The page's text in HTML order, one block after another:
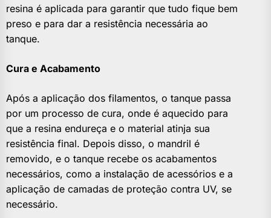
resina é aplicada para garantir que tudo fique bem
preso e para dar a resistência necessária ao
tanque.
Cura e Acabamento
Após a aplicação dos filamentos, o tanque passa
por um processo de cura, onde é aquecido para
que a resina endureça e o material atinja sua
resistência final. Depois disso, o mandril é
removido, e o tanque recebe os acabamentos
necessários, como a instalação de acessórios e a
aplicação de camadas de proteção contra UV, se
necessário.